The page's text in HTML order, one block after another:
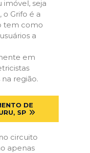
imóvel, seja
Grifo é a
tem como
a
em
região.
DE
SP
circuito
apenas